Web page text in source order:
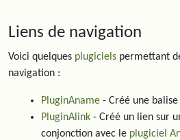
Liens de navigation
Voici quelques plugiciels permettant
navigation :
PluginAname - Créé une
PluginAlink - Créé un lien sur
conjonction avec le plugiciel